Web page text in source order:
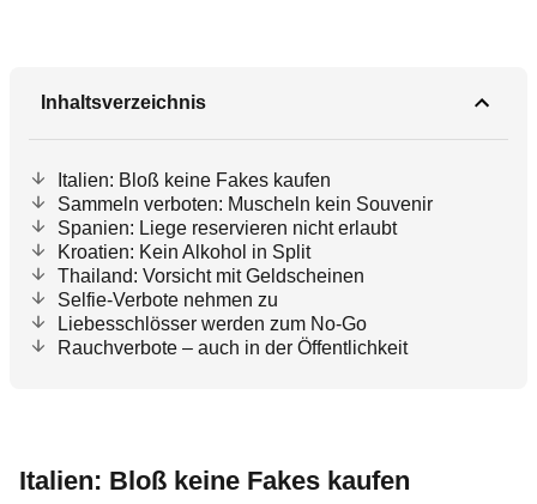
Inhaltsverzeichnis
Italien: Bloß keine Fakes kaufen
Sammeln verboten: Muscheln kein Souvenir
Spanien: Liege reservieren nicht erlaubt
Kroatien: Kein Alkohol in Split
Thailand: Vorsicht mit Geldscheinen
Selfie-Verbote nehmen zu
Liebesschlösser werden zum No-Go
Rauchverbote – auch in der Öffentlichkeit
Italien: Bloß keine Fakes kaufen